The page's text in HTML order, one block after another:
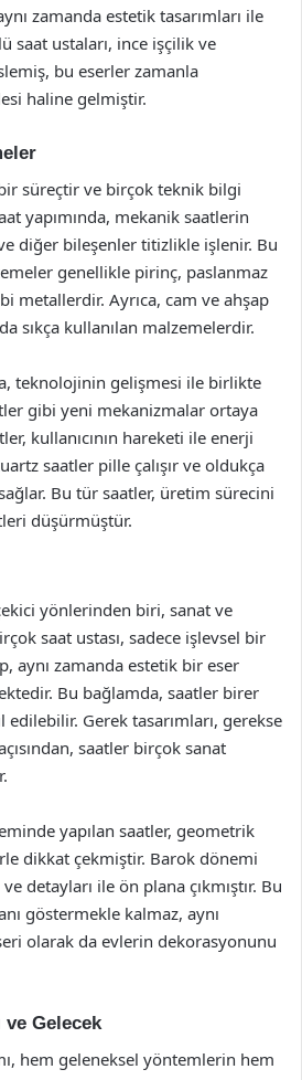
zamanda estetik tasarımları ile
saat ustaları, ince işçilik ve
bu eserler zamanla
haline gelmiştir.
bir süreçtir ve birçok teknik bilgi
yapımında, mekanik saatlerin
diğer bileşenler titizlikle işlenir. Bu
genellikle pirinç, paslanmaz
metallerdir. Ayrıca, cam ve ahşap
sıkça kullanılan malzemelerdir.
teknolojinin gelişmesi ile birlikte
gibi yeni mekanizmalar ortaya
kullanıcının hareketi ile enerji
saatler pille çalışır ve oldukça
Bu tür saatler, üretim sürecini
düşürmüştür.
yönlerinden biri, sanat ve
saat ustası, sadece işlevsel bir
aynı zamanda estetik bir eser
Bu bağlamda, saatler birer
Gerek tasarımları, gerekse
saatler birçok sanat
yapılan saatler, geometrik
dikkat çekmiştir. Barok dönemi
detayları ile ön plana çıkmıştır. Bu
göstermekle kalmaz, aynı
olarak da evlerin dekorasyonunu
ve Gelecek
hem geleneksel yöntemlerin hem